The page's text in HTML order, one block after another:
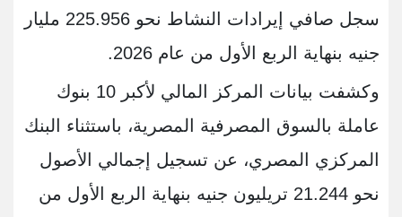
سجل صافي إيرادات النشاط نحو 225.956 مليار
جنيه بنهاية الربع الأول من عام 2026.
وكشفت بيانات المركز المالي لأكبر 10 بنوك
عاملة بالسوق المصرفية المصرية، باستثناء البنك
المركزي المصري، عن تسجيل إجمالي الأصول
نحو 21.244 تريليون جنيه بنهاية الربع الأول من